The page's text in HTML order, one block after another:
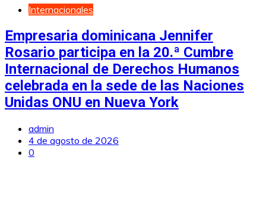
Internacionales
Empresaria dominicana Jennifer
Rosario participa en la 20.ª Cumbre
Internacional de Derechos Humanos
celebrada en la sede de las Naciones
Unidas ONU en Nueva York
admin
4 de agosto de 2026
0